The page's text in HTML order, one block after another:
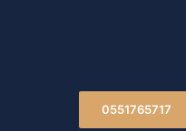
0551765717